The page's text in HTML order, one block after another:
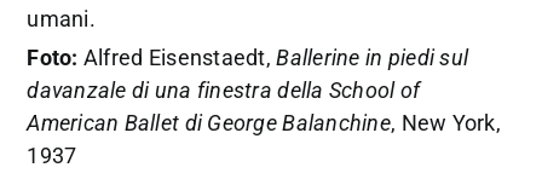
umani.
Foto: Alfred Eisenstaedt,Ballerine in piedi sul
davanzale di una finestra della School of
American Ballet di George Balanchine, New York,
1937